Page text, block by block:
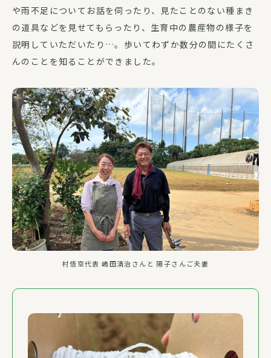
や雨不足についてお話を伺ったり、見たことのない種まき
の道具などを見せてもらったり、生育中の農産物の様子を
説明していただいたり…。歩いてわずか数分の間にたくさ
んのことを知ることができました。
村悟空代表 嶋田清治さんと 陽子さんご夫妻